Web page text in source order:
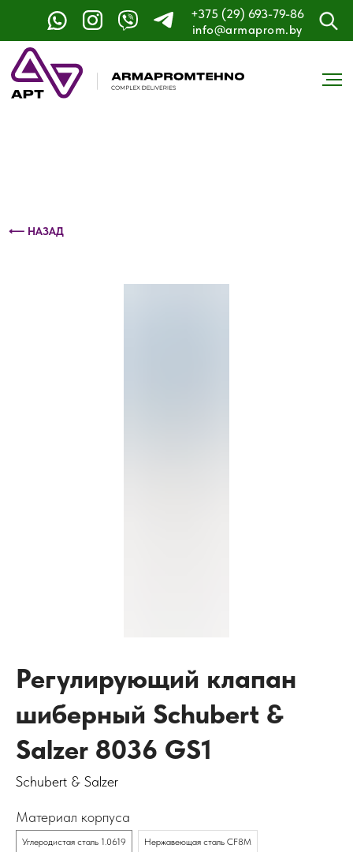
+375 (29) 693-79-86
info@armaprom.by
Контактный телефон: +375 (29) 693-79-86
⟵ НАЗАД
Регулирующий клапан
шиберный Schubert &
Salzer 8036 GS1
Schubert & Salzer
Материал корпуса
Углеродистая сталь 1.0619 Нержавеющая сталь CF8M